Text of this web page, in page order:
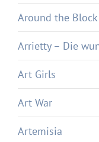
Around the Block
Arrietty – Die
Art Girls
Art War
Artemisia